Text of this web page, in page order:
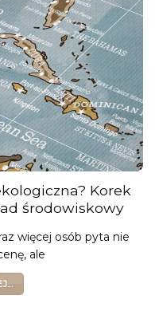
Korek
środowiskowy
więcej osób pyta nie
ale